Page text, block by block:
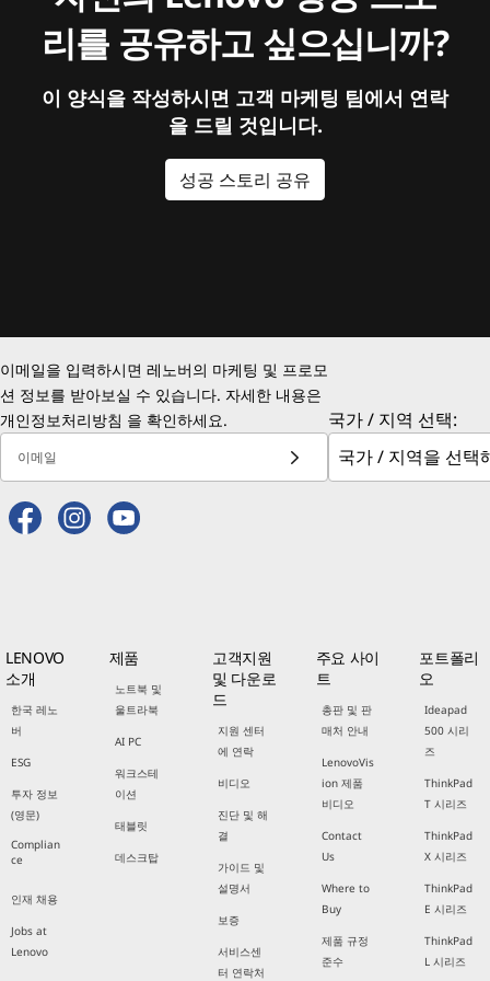
리를 공유하고 싶으십니까?
이 양식을 작성하시면 고객 마케팅 팀에서 연락
을 드릴 것입니다.
성공 스토리 공유
이메일을 입력하시면 레노버의 마케팅 및 프로모
션 정보를 받아보실 수 있습니다. 자세한 내용은
개인정보처리방침 을 확인하세요.
이메일
국가 / 지역 선택:
LENOVO
소개
한국 레노
버
ESG
투자 정보
(영문)
Complian
ce
인재 채용
Jobs at
Lenovo
제품
노트북 및
울트라북
AI PC
워크스테
이션
태블릿
데스크탑
고객지원
및 다운로
드
지원 센터
에 연락
비디오
진단 및 해
결
가이드 및
설명서
보증
서비스센
터 연락처
주요 사이
트
총판 및 판
매처 안내
LenovoVis
ion 제품
비디오
Contact
Us
Where to
Buy
제품 규정
준수
포트폴리
오
Ideapad
500 시리
즈
ThinkPad
T 시리즈
ThinkPad
X 시리즈
ThinkPad
E 시리즈
ThinkPad
L 시리즈